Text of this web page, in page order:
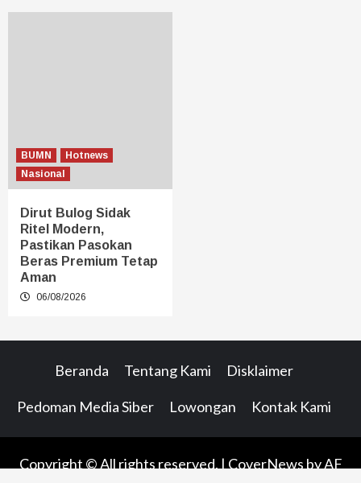
BUMN
Hotnews
Nasional
Dirut Bulog Sidak
Ritel Modern,
Pastikan Pasokan
Beras Premium Tetap
Aman
06/08/2026
Beranda Tentang Kami Disklaimer
Pedoman Media Siber Lowongan Kontak Kami
Copyright © All rights reserved.|CoverNewsby AF